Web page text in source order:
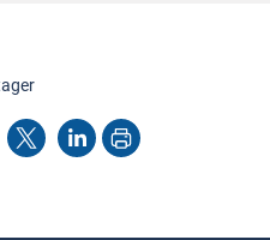
cette page
X LinkedInImprimer